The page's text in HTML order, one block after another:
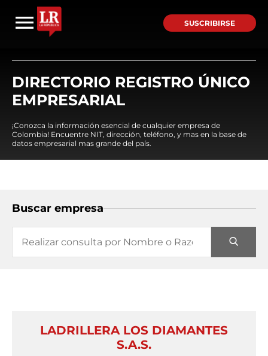
SUSCRIBIRSE
DIRECTORIO REGISTRO ÚNICO
EMPRESARIAL
¡Conozca la información esencial de cualquier empresa de
Colombia! Encuentre NIT, dirección, teléfono, y mas en la base de
datos empresarial mas grande del país.
Buscar empresa
LADRILLERA LOS DIAMANTES
S.A.S.